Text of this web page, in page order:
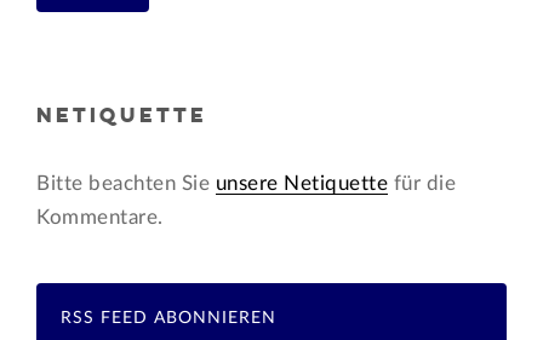
NETIQUETTE
Bitte beachten Sie unsere Netiquette für die
Kommentare.
RSS FEED ABONNIEREN